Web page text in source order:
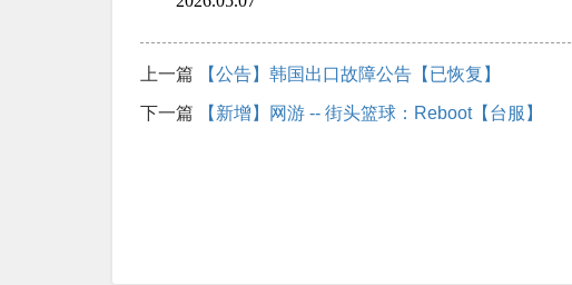
上一篇 【公告】韩国出口故障公告【已恢复】
下一篇 【新增】网游 -- 街头篮球：Reboot【台服】